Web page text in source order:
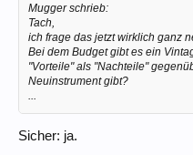
Mugger schrieb:
Tach,
ich frage das jetzt wirklich ganz
Bei dem Budget gibt es ein
"Vorteile" als "Nachteile"
Neuinstrument gibt?
Sicher: ja.